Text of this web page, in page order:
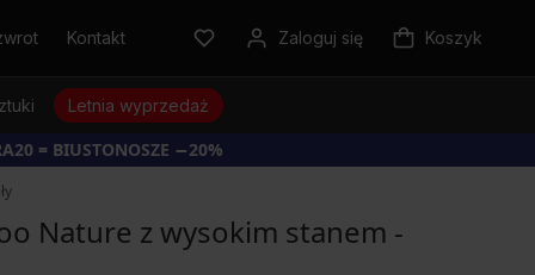
Kontakt Zaloguj się Koszyk
Letnia wyprzedaż
= BIUSTONOSZE −20%
Nature z wysokim stanem -